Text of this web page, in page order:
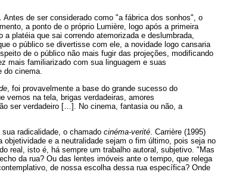
de ser considerado como "a fábrica dos sonhos", o
a ponto de o próprio Lumière, logo após a primeira
platéia que sai correndo atemorizada e deslumbrada,
o público se divertisse com ele, a novidade logo cansaria
de o público não mais fugir das projeções, modificando
mais familiarizado com sua linguagem e suas
do cinema.
, foi provavelmente a base do grande sucesso do
vemos na tela, brigas verdadeiras, amores
ser verdadeiro […]. No cinema, fantasia ou não, a
radicalidade, o chamado cinéma-verité. Carrière (1995)
e a neutralidade sejam o fim último, pois seja no
real, isto é, há sempre um trabalho autoral, subjetivo. "Mas
da rua? Ou das lentes imóveis ante o tempo, que relega
de nossa escolha dessa rua específica? Onde